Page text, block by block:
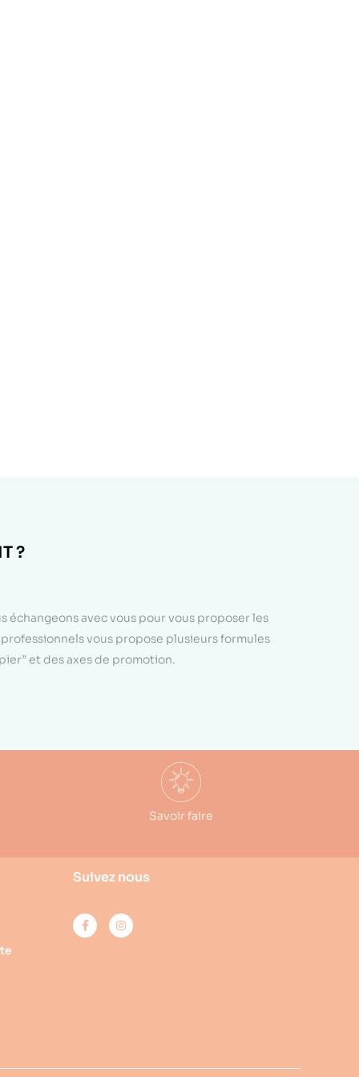
?
échangeons avec vous pour vous proposer les
vous propose plusieurs formules
et des axes de promotion.
Savoir faire
Suivez nous